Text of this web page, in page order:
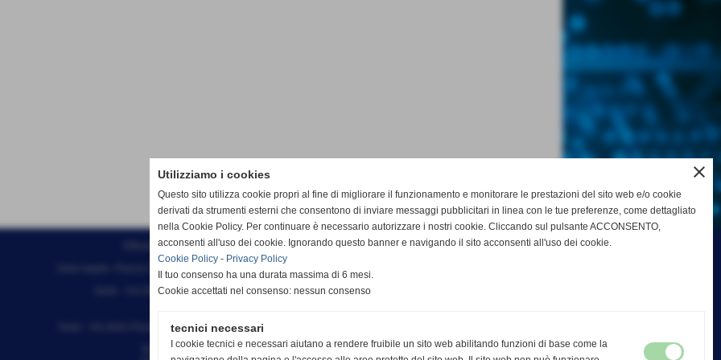
Effesystem di Fabio Favati
Sede legale -Piazza Carducci 18 55045 Pietrasanta (LU)
Sede - Via Ottorino Ciabattini Viareggio
Sede - Via della Piazza Bianca 15 56025 Pontedera (PI)
Tel. 05841530394
close
Utilizziamo i cookies
Questo sito utilizza cookie propri al fine di migliorare il funzionamento e monitorare le prestazioni del sito web e/o cookie
derivati da strumenti esterni che consentono di inviare messaggi pubblicitari in linea con le tue preferenze, come dettagliato
nella Cookie Policy. Per continuare è necessario autorizzare i nostri cookie. Cliccando sul pulsante ACCONSENTO,
acconsenti all'uso dei cookie. Ignorando questo banner e navigando il sito acconsenti all'uso dei cookie.
Cookie Policy - Privacy Policy
Il tuo consenso ha una durata massima di 6 mesi.
Cookie accettati nel consenso: nessun consenso
tecnici necessari
I cookie tecnici e necessari aiutano a rendere fruibile un sito web abilitando funzioni di base come la